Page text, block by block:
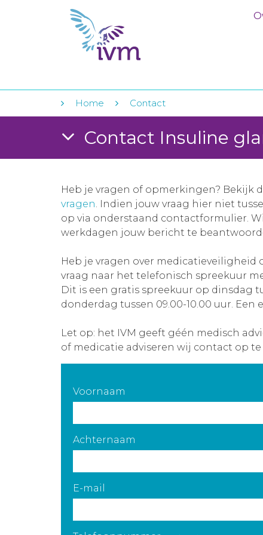
Home Contact
Contact Insuline
Heb je vragen of opmerkingen? Bekijk
vragen. Indien jouw vraag hier niet
op via onderstaand contactformulier.
werkdagen jouw bericht te
Heb je vragen over medicatieveiligheid
vraag naar het telefonisch spreekuur
Dit is een gratis spreekuur op dinsdag
donderdag tussen 09.00-10.00 uur.
Let op: het IVM geeft géén medisch
of medicatie adviseren wij contact op
Voornaam
Achternaam
E-mail